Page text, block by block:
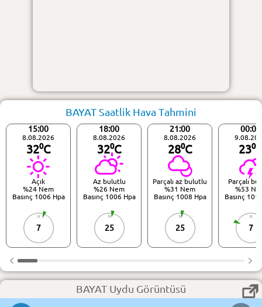
BAYAT Saatlik Hava Tahmini
15:00
8.08.2026
32⁰C
Açık
%24 Nem
Basınç 1006 Hpa
7
18:00
8.08.2026
32⁰C
Az bulutlu
%26 Nem
Basınç 1006 Hpa
25
21:00
8.08.2026
28⁰C
Parçalı az bulutlu
%31 Nem
Basınç 1008 Hpa
25
00:00
23⁰C
Parçalı
%53
Basınç
7
BAYAT Uydu Görüntüsü